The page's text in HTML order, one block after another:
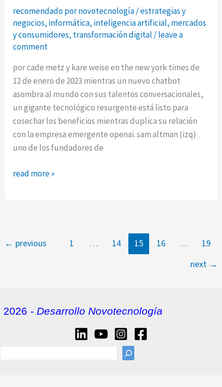
recomendado por novotecnología/estrategias y
negocios, informática, inteligencia artificial, mercados
y consumidores, transformación digital /leave a
comment
por cade metz y kare weise en the new york times de
12 de enero de 2023 mientras un nuevo chatbot
asombra al mundo con sus talentos conversacionales,
un gigante tecnológico resurgente está listo para
cosechar los beneficios mientras duplica su relación
con la empresa emergente openai. sam altman (izq)
uno de los fundadores de
microsoft
creador
dominar
read more »
← previous 1 … 14 15 16 …
19
next →
2026 - Desarrollo Novotecnología